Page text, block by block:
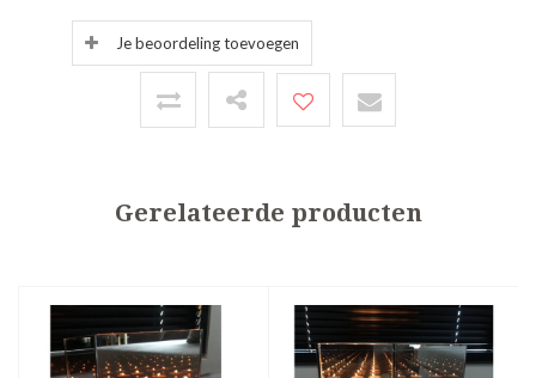
Je beoordeling toevoegen
Gerelateerde producten